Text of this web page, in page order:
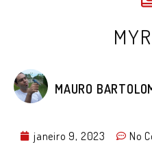
MAURO
janeiro 9, 2023 No